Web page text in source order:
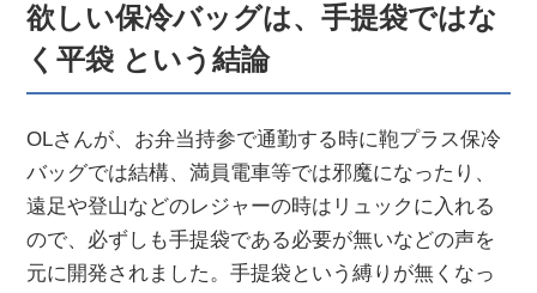
欲しい保冷バッグは、手提袋ではな
く平袋 という結論
OLさんが、お弁当持参で通勤する時に鞄プラス保冷
バッグでは結構、満員電車等では邪魔になったり、
遠足や登山などのレジャーの時はリュックに入れる
ので、必ずしも手提袋である必要が無いなどの声を
元に開発されました。手提袋という縛りが無くなっ